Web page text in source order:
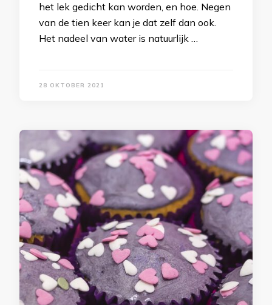
het lek gedicht kan worden, en hoe. Negen
van de tien keer kan je dat zelf dan ook.
Het nadeel van water is natuurlijk …
28 OKTOBER 2021